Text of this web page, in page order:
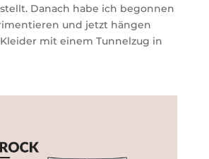
Danach habe ich begonnen
und jetzt hängen
mit einem Tunnelzug in